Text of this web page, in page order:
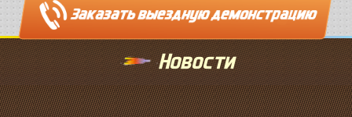
Новости